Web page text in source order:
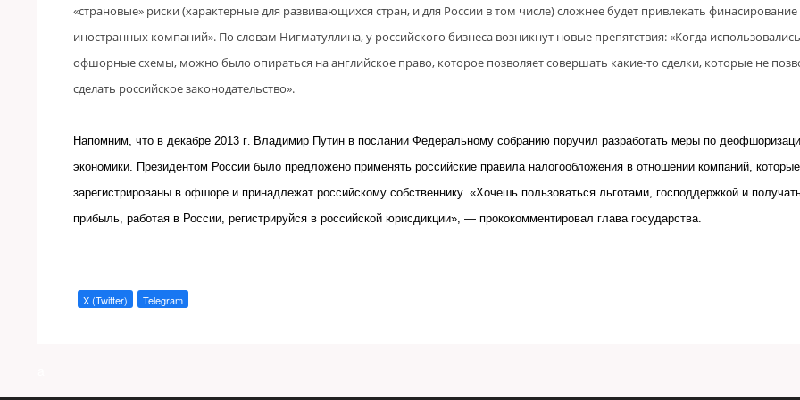
«страновые» риски (характерные для развивающихся стран, и для России в том числе) сложнее будет привлекать финасирование
иностранных компаний». По словам Нигматуллина, у российского бизнеса возникнут новые препятствия: «Когда использовались
офшорные схемы, можно было опираться на английское право, которое позволяет совершать какие-то сделки, которые не
сделать российское законодательство».
Напомним, что в декабре 2013 г. Владимир Путин в послании Федеральному собранию поручил разработать меры по
экономики. Президентом России было предложено применять российские правила налогообложения в отношении компаний, которые
зарегистрированы в офшоре и принадлежат российскому собственнику. «Хочешь пользоваться льготами, господдержкой и
прибыль, работая в России, регистрируйся в российской юрисдикции», — прококомментировал глава государства.
X (Twitter) Telegram